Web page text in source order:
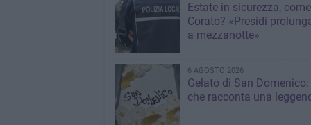
Estate in sicurezza,
Corato? «Presidi
a mezzanotte»
6 AGOSTO 2026
Gelato di San
che racconta una